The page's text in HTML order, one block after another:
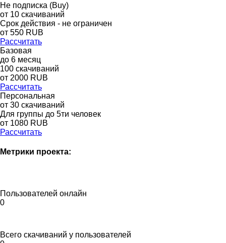
Не подписка (Buy)
от 10 скачиваний
Срок действия - не ограничен
от 550 RUB
Рассчитать
Базовая
до 6 месяц
100 скачиваний
от 2000 RUB
Рассчитать
Персональная
от 30 скачиваний
Для группы до 5ти человек
от 1080 RUB
Рассчитать
Метрики проекта:
Пользователей онлайн
0
Всего скачиваний у пользователей